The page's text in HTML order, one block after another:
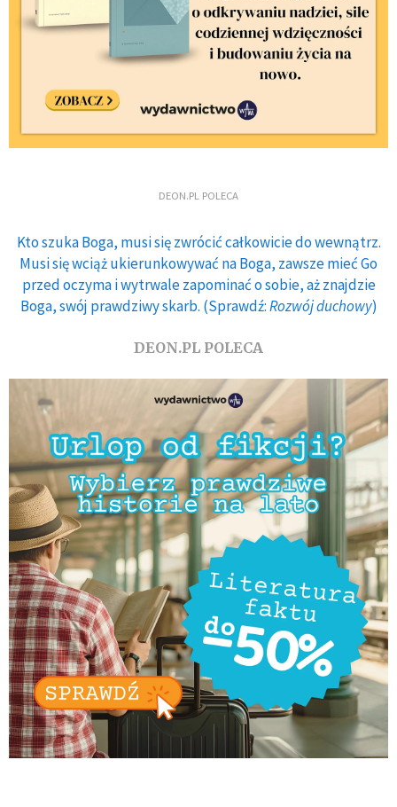
DEON.PL POLECA
Kto szuka Boga, musi się zwrócić całkowicie do wewnątrz.
Musi się wciąż ukierunkowywać na Boga, zawsze mieć Go
przed oczyma i wytrwale zapominać o sobie, aż znajdzie
Boga, swój prawdziwy skarb. (Sprawdź:Rozwój duchowy)
DEON.PL POLECA